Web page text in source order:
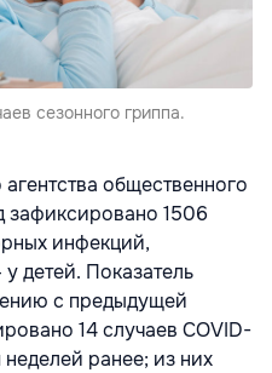
сезонного гриппа.
общественного
зафиксировано 1506
инфекций,
детей. Показатель
с предыдущей
14 случаев COVID-
ранее; из них